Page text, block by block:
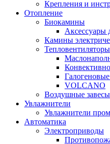
Крепления и
Отопление
Биокамины
Аксессуары
Камины
Тепловентиляторы
VOLCANO
Воздушные завесы
Увлажнители
Увлажнители
Автоматика
Электроприводы